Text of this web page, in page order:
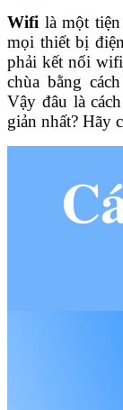
Wifi là một
mọi thiết bị
phải kết nối
chùa bằng
Vậy đâu là
giản nhất? Hãy